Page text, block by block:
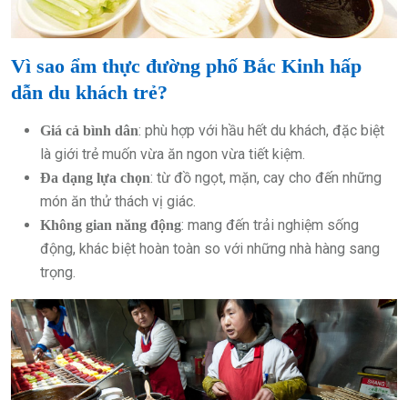
Vì sao ẩm thực đường phố Bắc Kinh hấp
dẫn du khách trẻ?
Giá cả bình dân: phù hợp với hầu hết du khách, đặc biệt
là giới trẻ muốn vừa ăn ngon vừa tiết kiệm.
Đa dạng lựa chọn: từ đồ ngọt, mặn, cay cho đến những
món ăn thử thách vị giác.
Không gian năng động: mang đến trải nghiệm sống
động, khác biệt hoàn toàn so với những nhà hàng sang
trọng.